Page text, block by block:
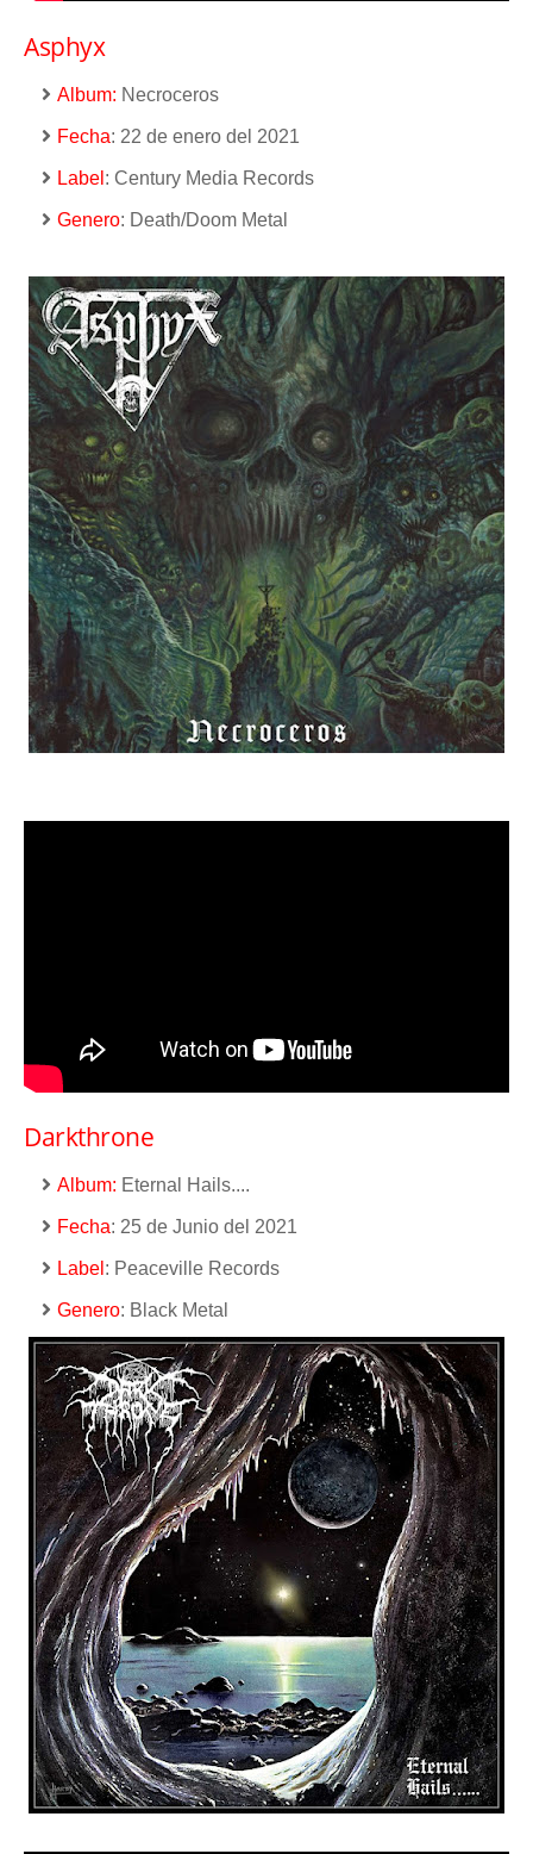
Asphyx
Album: Necroceros
Fecha: 22 de enero del 2021
Label : Century Media Records
Genero: Death/Doom Metal
Darkthrone
Album: Eternal Hails....
Fecha: 25 de Junio del 2021
Label : Peaceville Records
Genero: Black Metal